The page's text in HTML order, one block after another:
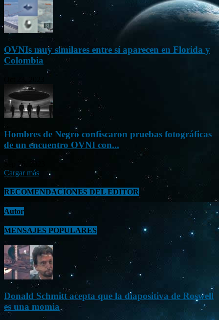
OVNIs muy similares entre sí aparecen en Florida y
Colombia
Hombres de Negro confiscaron pruebas fotográficas
de un encuentro OVNI con...
Sep 26, 2023
Cargar más
RECOMENDACIONES DEL EDITOR
Autor
MENSAJES POPULARES
Donald Schmitt acepta que la diapositiva de Roswell
es una momia